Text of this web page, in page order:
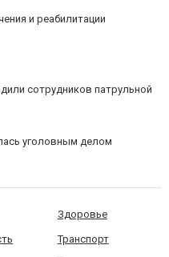
и реабилитации
сотрудников патрульной
уголовным делом
Здоровье
Транспорт